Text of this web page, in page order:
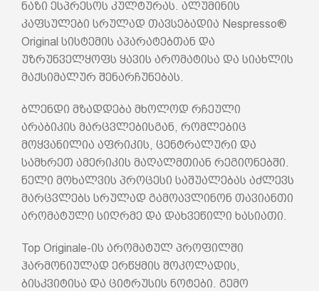
ნაზი ესპრესოს კულტურას. ალუმინის
კაფსულები სრულად თავსებადია Nespresso®
Original სისტემის აპარატებთან და
უზრუნველყოფს ყავის არომატისა და სიახლის
მაქსიმალურ შენარჩუნებას.
ბლენდი მზადდება მხოლოდ რჩეული
არაბიკის მარცვლებისგან, რომლებიც
მოყვანილია აფრიკის, ცენტრალური და
სამხრეთ ამერიკის მაღალმთიან რეგიონებში.
ნელი მოხალვის პროცესი საშუალებას აძლევს
მარცვლებს სრულად გამოავლინონ თავიანთი
არომატული სიღრმე და დახვეწილი ხასიათი.
Top Originale-ის არომატულ პროფილში
ჰარმონიულად ერწყმის შოკოლადის,
ბისკვიტისა და ციტრუსის ნოტები. გემო